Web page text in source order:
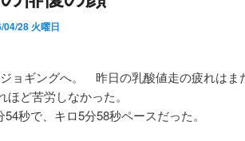
04/28 火曜日
ョギングへ。 昨日の乳酸値走の疲れはま
ほど苦労しなかった。
秒で、キロ5分58秒ペースだった。